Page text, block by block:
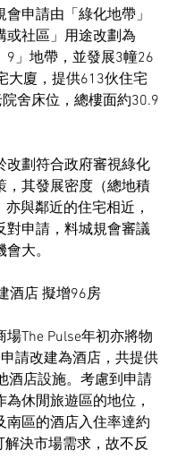
申請由「綠化地帶」
或社區」用途改劃為
9」地帶，並發展3幢26
大廈，提供613伙住宅
舍床位，總樓面約30.9
改劃符合政府審視綠化
，其發展密度（總地積
與鄰近的住宅相近，
對申請，料城規會審議
大。
酒店 擬增96房
場The Pulse年初亦將物
請改建為酒店，共提供
酒店設施。考慮到申請
為休閒旅遊區的地位，
南區的酒店入住率達約
解決市場需求，故不反